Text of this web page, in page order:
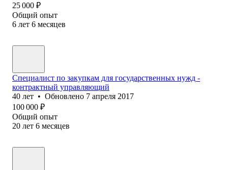
25 000 ₽
Общий опыт
6 лет 6 месяцев
Специалист по закупкам для государственных нужд -
контрактный управляющий
40 лет • Обновлено 7 апреля 2017
100 000 ₽
Общий опыт
20 лет 6 месяцев